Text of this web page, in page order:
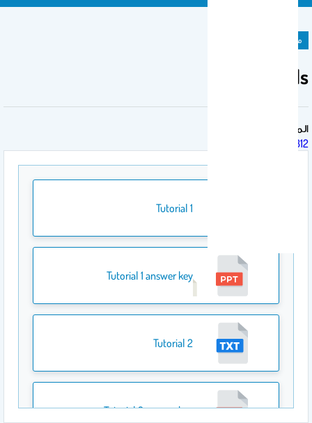
ملحق المادة الدراسية
Tutorials
المقرر الدراسي
BCH 312
Tutorial 1
Tutorial 1 answer key
Tutorial 2
Tutorial 2 answer key